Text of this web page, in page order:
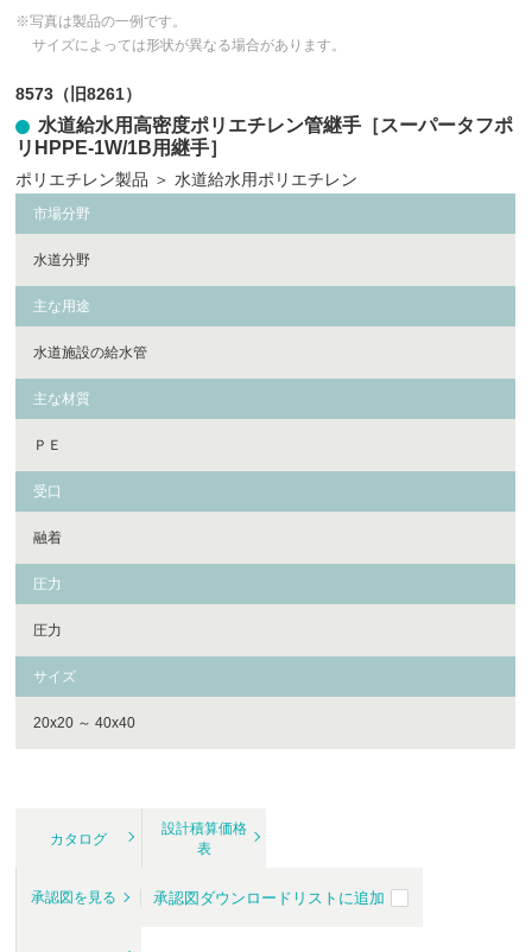
※写真は製品の一例です。
サイズによっては形状が異なる場合があります。
8573（旧8261）
水道給水用高密度ポリエチレン管継手［スーパータフポ
リHPPE-1W/1B用継手］
ポリエチレン製品 ＞ 水道給水用ポリエチレン
市場分野
水道分野
主な用途
水道施設の給水管
主な材質
ＰＥ
受口
融着
圧力
圧力
サイズ
20x20 ～ 40x40
カタログ
設計積算価格
表
承認図を見る 承認図ダウンロードリストに追加